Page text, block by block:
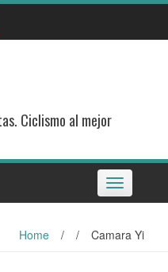
Ciclismo al mejor
Toggle
navigation
Home / / Camara Yi